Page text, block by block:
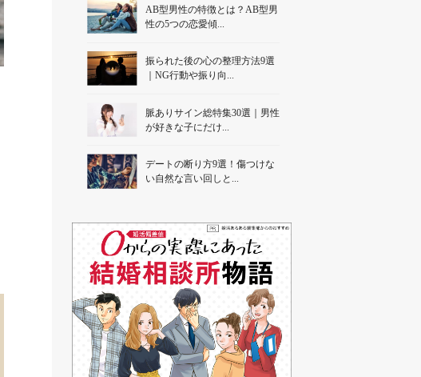
AB型男性の特徴とは？AB型男
性の5つの恋愛傾...
振られた後の心の整理方法9選
｜NG行動や振り向...
脈ありサイン総特集30選｜男性
が好きな子にだけ...
デートの断り方9選！傷つけな
い自然な言い回しと...